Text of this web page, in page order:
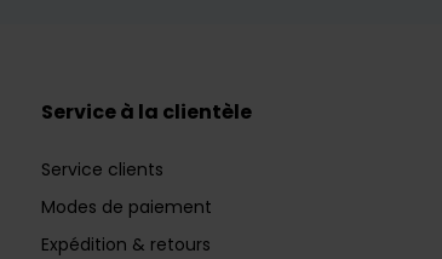
Service à la clientèle
Service clients
Modes de paiement
Expédition & retours